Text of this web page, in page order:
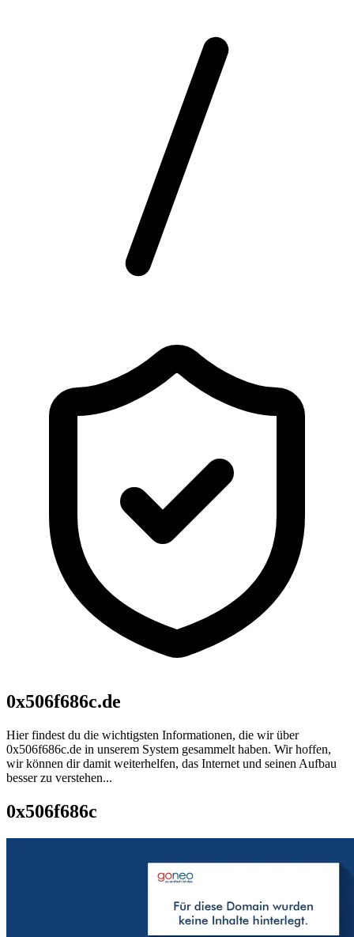
0x506f686c.de
Hier findest du die wichtigsten Informationen, die wir über
0x506f686c.de in unserem System gesammelt haben. Wir hoffen,
wir können dir damit weiterhelfen, das Internet und seinen Aufbau
besser zu verstehen...
0x506f686c